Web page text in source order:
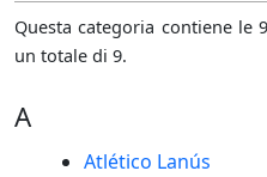
Questa categoria contiene le
un totale di 9.
A
Atlético Lanús